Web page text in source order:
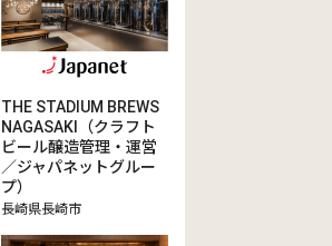
THE STADIUM BREWS
NAGASAKI（クラフト
ビール醸造管理・運営
／ジャパネットグルー
プ）
長崎県長崎市